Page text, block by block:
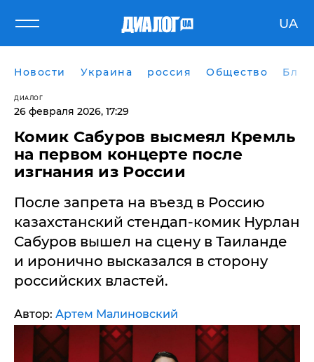
UA
Новости Украина россия Общество
ДИАЛОГ
26 февраля 2026, 17:29
Комик Сабуров высмеял Кремль
на первом концерте после
изгнания из России
После запрета на въезд в Россию
казахстанский стендап-комик Нурлан
Сабуров вышел на сцену в Таиланде
и иронично высказался в сторону
российских властей.
Автор: Артем Малиновский